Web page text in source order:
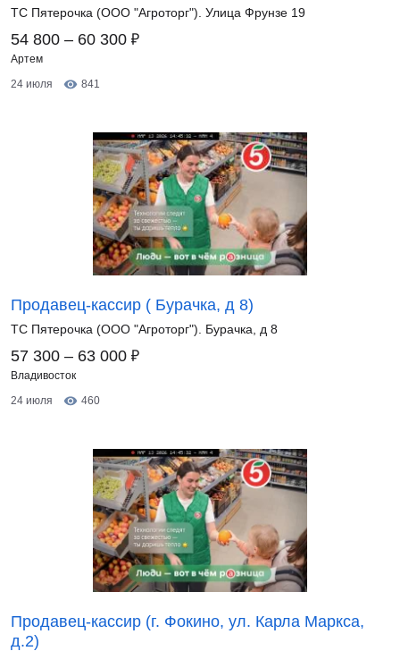
ТС Пятерочка (ООО "Агроторг"). Улица Фрунзе 19
54 800 – 60 300 ₽
Артем
24 июля
841
Продавец-кассир ( Бурачка, д 8)
ТС Пятерочка (ООО "Агроторг"). Бурачка, д 8
57 300 – 63 000 ₽
Владивосток
24 июля
460
Продавец-кассир (г. Фокино, ул. Карла Маркса,
д.2)